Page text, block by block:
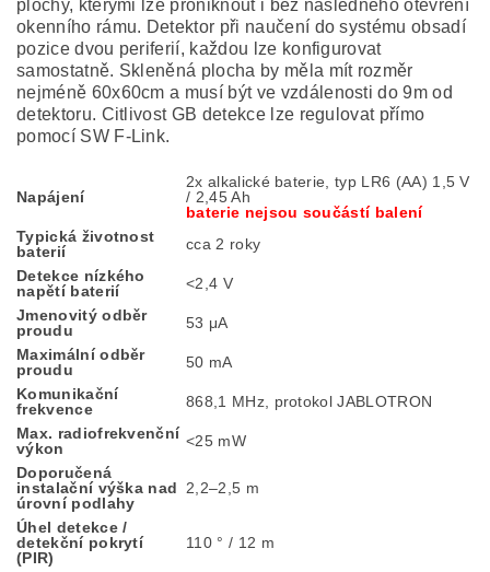
plochy, kterými lze proniknout i bez následného otevření
okenního rámu. Detektor při naučení do systému obsadí
pozice dvou periferií, každou lze konfigurovat
samostatně. Skleněná plocha by měla mít rozměr
nejméně 60x60cm a musí být ve vzdálenosti do 9m od
detektoru. Citlivost GB detekce lze regulovat přímo
pomocí SW F-Link.
Napájení
2x alkalické baterie, typ LR6 (AA) 1,5 V
/ 2,45 Ah
baterie nejsou součástí balení
Typická životnost
baterií
cca 2 roky
Detekce nízkého
napětí baterií
<2,4 V
Jmenovitý odběr
proudu
53 μA
Maximální odběr
proudu
50 mA
Komunikační
frekvence
868,1 MHz, protokol JABLOTRON
Max. radiofrekvenční
výkon
<25 mW
Doporučená
instalační výška nad
úrovní podlahy
2,2–2,5 m
Úhel detekce /
detekční pokrytí
(PIR)
110 ° / 12 m